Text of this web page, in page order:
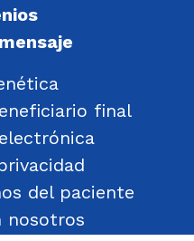
final
del paciente
nosotros